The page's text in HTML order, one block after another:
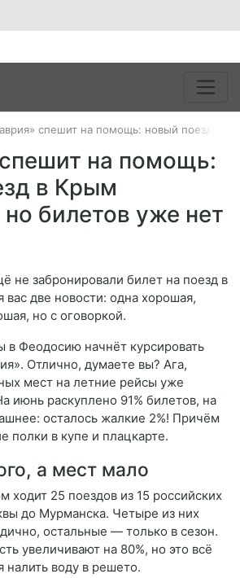
спешит на помощь: новый поезд в
на помощь:
в Крым
билетов уже нет
не забронировали билет на поезд в
две новости: одна хорошая,
но с оговоркой.
в Феодосию начнёт курсировать
Отлично, думаете вы? Ага,
мест на летние рейсы уже
июнь раскуплено 91% билетов, на
осталось жалкие 2%! Причём
полки в купе и плацкарте.
а мест мало
ходит 25 поездов из 15 российских
до Мурманска. Четыре из них
остальные — только в сезон.
увеличивают на 80%, но это всё
налить воду в решето.